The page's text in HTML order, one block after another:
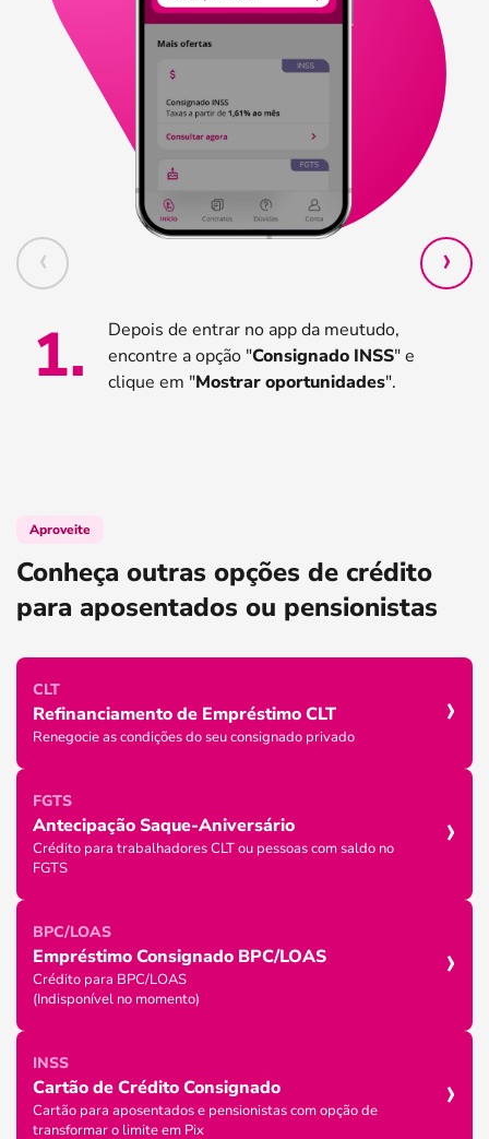
1.
Depois de entrar no app da meutudo,
encontre a opção "Consignado INSS" e
clique em "Mostrar oportunidades".
Aproveite
Conheça outras opções de crédito
para aposentados ou pensionistas
CLT
Refinanciamento de Empréstimo CLT
Renegocie as condições do seu consignado privado ›
FGTS
Antecipação Saque-Aniversário
Crédito para trabalhadores CLT ou pessoas com saldo no
FGTS
›
BPC/LOAS
Empréstimo Consignado BPC/LOAS
Crédito para BPC/LOAS
(Indisponível no momento)
›
INSS
Cartão de Crédito Consignado
Cartão para aposentados e pensionistas com opção de
transformar o limite em Pix
›